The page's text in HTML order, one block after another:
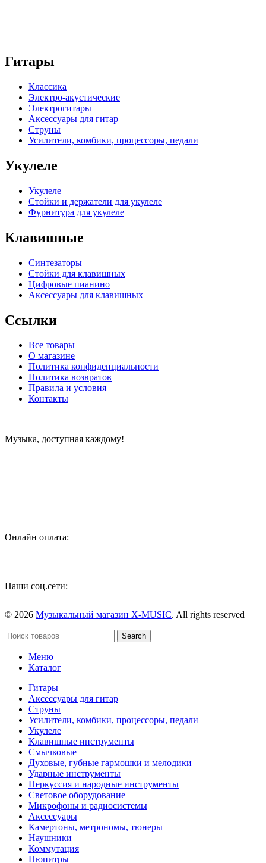
Гитары
Классика
Электро-акустические
Электрогитары
Аксессуары для гитар
Струны
Усилители, комбики, процессоры, педали
Укулеле
Укулеле
Стойки и держатели для укулеле
Фурнитура для укулеле
Клавишные
Синтезаторы
Стойки для клавишных
Цифровые пианино
Аксессуары для клавишных
Ссылки
Все товары
О магазине
Политика конфиденциальности
Политика возвратов
Правила и условия
Контакты
Музыка, доступная каждому!
Онлайн оплата:
Наши соц.сети:
© 2026 Музыкальный магазин X-MUSIC. All rights reserved
Search
Меню
Каталог
Гитары
Аксессуары для гитар
Струны
Усилители, комбики, процессоры, педали
Укулеле
Клавишные инструменты
Смычковые
Духовые, губные гармошки и мелодики
Ударные инструменты
Перкуссия и народные инструменты
Световое оборудование
Микрофоны и радиосистемы
Аксессуары
Камертоны, метрономы, тюнеры
Наушники
Коммутация
Пюпитры